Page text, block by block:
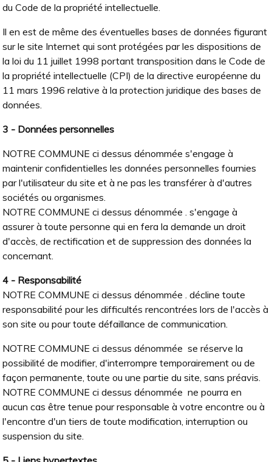
du Code de la propriété intellectuelle.
Il en est de même des éventuelles bases de données figurant
sur le site Internet qui sont protégées par les dispositions de
la loi du 11 juillet 1998 portant transposition dans le Code de
la propriété intellectuelle (CPI) de la directive européenne du
11 mars 1996 relative à la protection juridique des bases de
données.
3 - Données personnelles
NOTRE COMMUNE ci dessus dénommée s'engage à
maintenir confidentielles les données personnelles fournies
par l'utilisateur du site et à ne pas les transférer à d'autres
sociétés ou organismes.
NOTRE COMMUNE ci dessus dénommée . s'engage à
assurer à toute personne qui en fera la demande un droit
d'accès, de rectification et de suppression des données la
concernant.
4 - Responsabilité
NOTRE COMMUNE ci dessus dénommée . décline toute
responsabilité pour les difficultés rencontrées lors de l'accès à
son site ou pour toute défaillance de communication.
NOTRE COMMUNE ci dessus dénommée se réserve la
possibilité de modifier, d'interrompre temporairement ou de
façon permanente, toute ou une partie du site, sans préavis.
NOTRE COMMUNE ci dessus dénommée ne pourra en
aucun cas être tenue pour responsable à votre encontre ou à
l'encontre d'un tiers de toute modification, interruption ou
suspension du site.